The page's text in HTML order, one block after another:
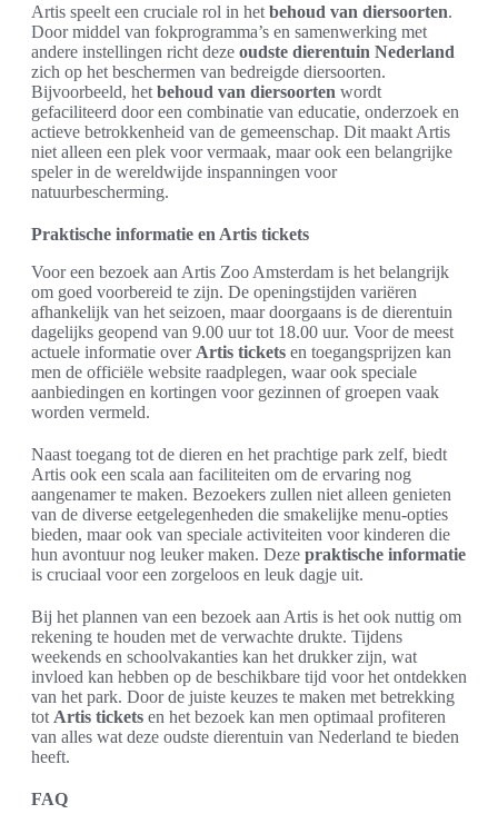
Artis speelt een cruciale rol in het behoud van diersoorten.
Door middel van fokprogramma’s en samenwerking met
andere instellingen richt deze oudste dierentuin Nederland
zich op het beschermen van bedreigde diersoorten.
Bijvoorbeeld, het behoud van diersoorten wordt
gefaciliteerd door een combinatie van educatie, onderzoek en
actieve betrokkenheid van de gemeenschap. Dit maakt Artis
niet alleen een plek voor vermaak, maar ook een belangrijke
speler in de wereldwijde inspanningen voor
natuurbescherming.
Praktische informatie en Artis tickets
Voor een bezoek aan Artis Zoo Amsterdam is het belangrijk
om goed voorbereid te zijn. De openingstijden variëren
afhankelijk van het seizoen, maar doorgaans is de dierentuin
dagelijks geopend van 9.00 uur tot 18.00 uur. Voor de meest
actuele informatie over Artis tickets en toegangsprijzen kan
men de officiële website raadplegen, waar ook speciale
aanbiedingen en kortingen voor gezinnen of groepen vaak
worden vermeld.
Naast toegang tot de dieren en het prachtige park zelf, biedt
Artis ook een scala aan faciliteiten om de ervaring nog
aangenamer te maken. Bezoekers zullen niet alleen genieten
van de diverse eetgelegenheden die smakelijke menu-opties
bieden, maar ook van speciale activiteiten voor kinderen die
hun avontuur nog leuker maken. Deze praktische informatie
is cruciaal voor een zorgeloos en leuk dagje uit.
Bij het plannen van een bezoek aan Artis is het ook nuttig om
rekening te houden met de verwachte drukte. Tijdens
weekends en schoolvakanties kan het drukker zijn, wat
invloed kan hebben op de beschikbare tijd voor het ontdekken
van het park. Door de juiste keuzes te maken met betrekking
tot Artis tickets en het bezoek kan men optimaal profiteren
van alles wat deze oudste dierentuin van Nederland te bieden
heeft.
FAQ